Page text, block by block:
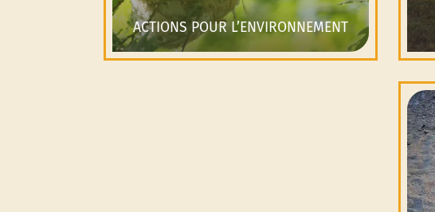
ACTIONS POUR L’ENVIRONNEMENT